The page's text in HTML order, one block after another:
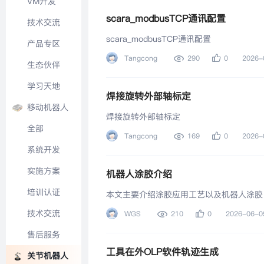
晋级名单
技术交流
产品专区
生态伙伴
学习天地
移动机器人
全部
系统开发
实施方案
培训认证
技术交流
售后服务
关节机器人
scara_modbusTCP通讯配置
scara_modbusTCP通讯配置
Tangcong 290 0
焊接旋转外部轴标定
焊接旋转外部轴标定
Tangcong 169 0
机器人涂胶介绍
本文主要介绍涂胶应用工艺以及机器人涂胶
WGS 210 0 2026-06-
工具在外OLP软件轨迹生成